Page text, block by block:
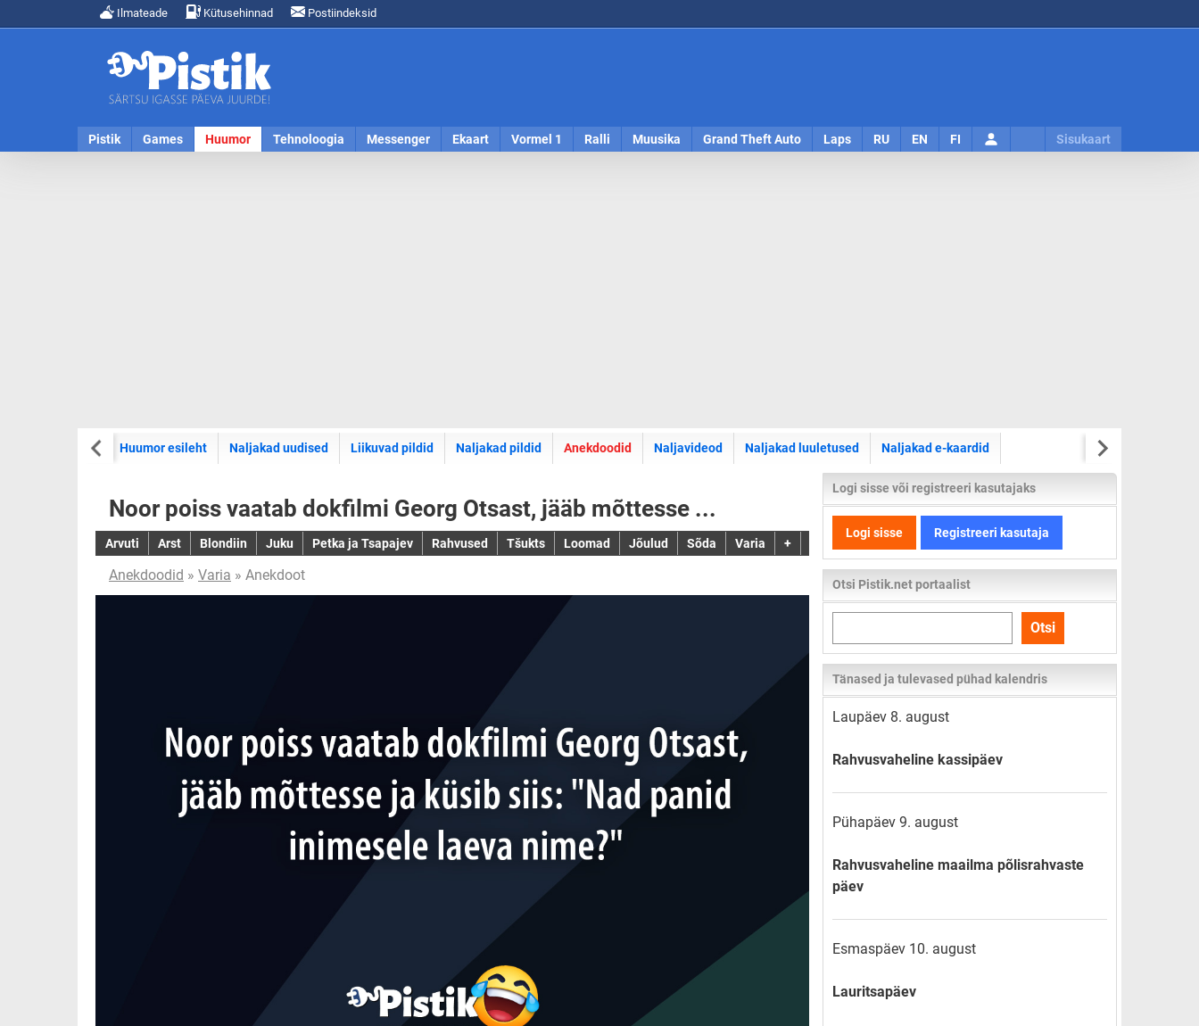
Ilmateade Kütusehinnad Postiindeksid
Pistik Games Huumor Tehnoloogia Messenger Ekaart Vormel 1 Ralli Muusika Grand Theft Auto Laps RU EN FI Sisukaart
Huumor esileht Naljakad uudised Liikuvad pildid Naljakad pildid Anekdoodid Naljavideod Naljakad luuletused Naljakad e-kaardid
Noor poiss vaatab dokfilmi Georg Otsast, jääb mõttesse ...
Arvuti Arst Blondiin Juku Petka ja Tsapajev Rahvused Tšukts Loomad Jõulud Sõda Varia +
Anekdoodid » Varia » Anekdoot
Logi sisse või registreeri kasutajaks
Logi sisse Registreeri kasutaja
Otsi Pistik.net portaalist
kogu
lehelt
Otsi
Tänased ja tulevased pühad kalendris
Laupäev 8. august
Rahvusvaheline kassipäev
Pühapäev 9. august
Rahvusvaheline maailma põlisrahvaste
päev
Esmaspäev 10. august
Lauritsapäev